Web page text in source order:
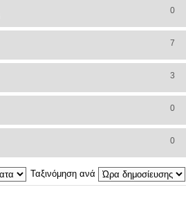
0
7
3
0
0
Ταξινόμηση ανά